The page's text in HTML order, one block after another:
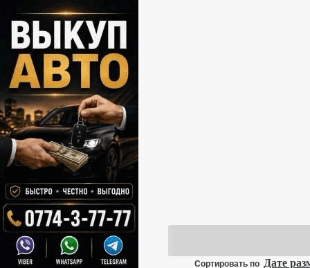
Сортировать по Дате